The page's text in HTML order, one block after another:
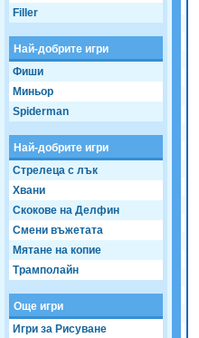
Filler
Най-добрите игри
Фиши
Миньор
Spiderman
Най-добрите игри
Стрелеца с лък
Хвани
Скокове на Делфин
Смени въжетата
Мятане на копие
Трамполайн
Още игри
Игри за Рисуване